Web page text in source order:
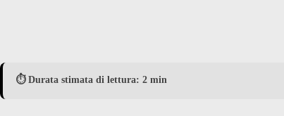
⏱️ Durata stimata di lettura: 2 min